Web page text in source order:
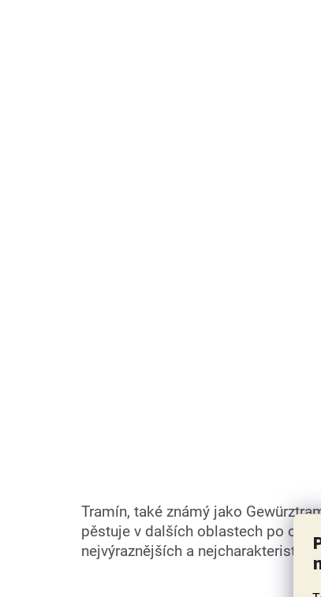
Tramín, také známý jako
pěstuje v dalších oblastech po
nejvýraznějších a